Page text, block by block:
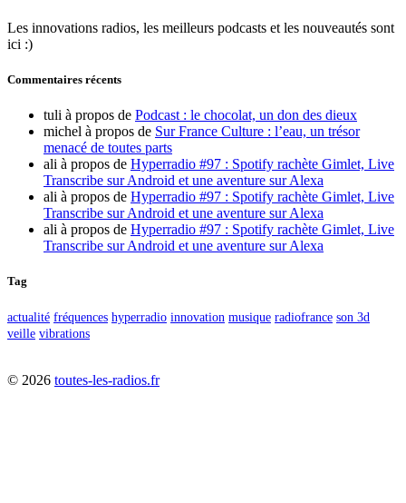
Les innovations radios, les meilleurs podcasts et les nouveautés sont
ici :)
Commentaires récents
tuli à propos de Podcast : le chocolat, un don des dieux
michel à propos de Sur France Culture : l’eau, un trésor
menacé de toutes parts
ali à propos de Hyperradio #97 : Spotify rachète Gimlet, Live
Transcribe sur Android et une aventure sur Alexa
ali à propos de Hyperradio #97 : Spotify rachète Gimlet, Live
Transcribe sur Android et une aventure sur Alexa
ali à propos de Hyperradio #97 : Spotify rachète Gimlet, Live
Transcribe sur Android et une aventure sur Alexa
Tag
actualité fréquences hyperradio innovation musique radiofrance son 3d
veille vibrations
© 2026 toutes-les-radios.fr